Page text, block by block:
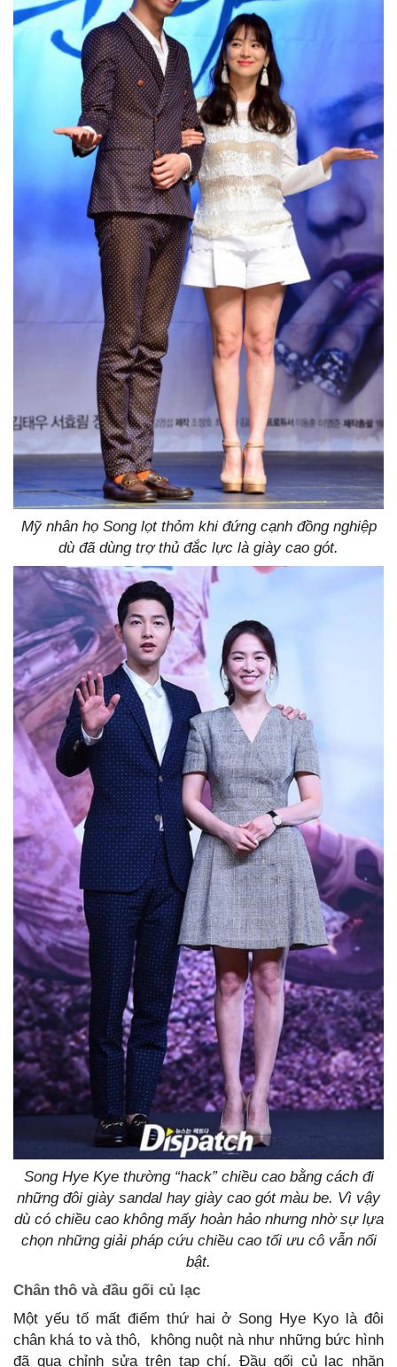
Mỹ nhân họ Song lọt thỏm khi đứng cạnh đồng nghiệp
dù đã dùng trợ thủ đắc lực là giày cao gót.
Song Hye Kye thường “hack” chiều cao bằng cách đi
những đôi giày sandal hay giày cao gót màu be. Vì vậy
dù có chiều cao không mấy hoàn hảo nhưng nhờ sự lựa
chọn những giải pháp cứu chiều cao tối ưu cô vẫn nổi
bật.
Chân thô và đầu gối củ lạc
Một yếu tố mất điểm thứ hai ở Song Hye Kyo là đôi
chân khá to và thô, không nuột nà như những bức hình
đã qua chỉnh sửa trên tạp chí. Đầu gối củ lạc nhăn